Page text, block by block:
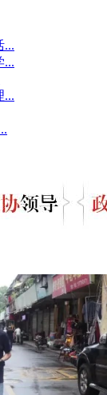
...
...
...